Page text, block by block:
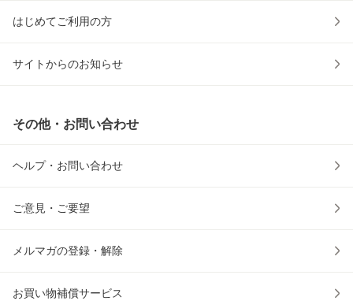
はじめてご利用の方
サイトからのお知らせ
その他・お問い合わせ
ヘルプ・お問い合わせ
ご意見・ご要望
メルマガの登録・解除
お買い物補償サービス